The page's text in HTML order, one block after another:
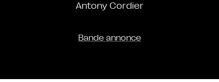
Antony Cordier
Bande annonce